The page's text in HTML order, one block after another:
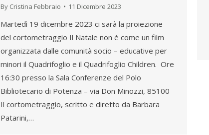
By Cristina Febbraio 11 Dicembre 2023
Martedì 19 dicembre 2023 ci sarà la proiezione
del cortometraggio Il Natale non è come un film
organizzata dalle comunità socio – educative per
minori il Quadrifoglio e il Quadrifoglio Children. Ore
16:30 presso la Sala Conferenze del Polo
Bibliotecario di Potenza – via Don Minozzi, 85100
Il cortometraggio, scritto e diretto da Barbara
Patarini,…